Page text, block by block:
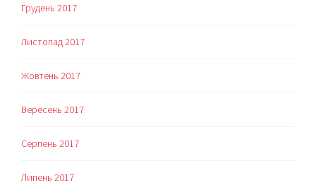
Грудень 2017
Листопад 2017
Жовтень 2017
Вересень 2017
Серпень 2017
Липень 2017